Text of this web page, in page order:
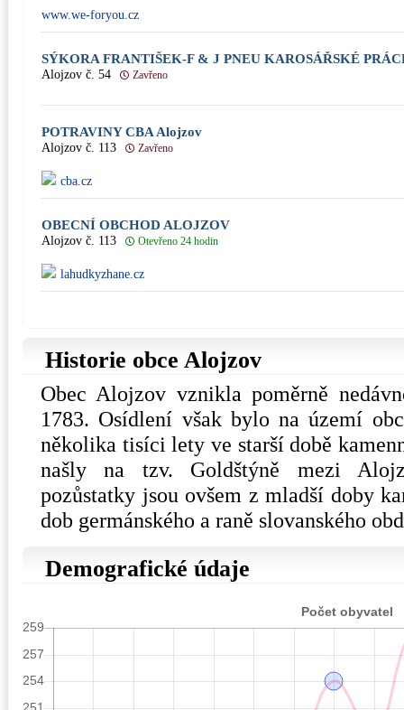
www.we-foryou.cz
SÝKORA FRANTIŠEK-F & J PNEU KAROSÁŘSKÉ
Alojzov č. 54 Zavřeno
POTRAVINY CBA Alojzov
Alojzov č. 113 Zavřeno
cba.cz
OBECNÍ OBCHOD ALOJZOV
Alojzov č. 113 Otevřeno 24 hodin
lahudkyzhane.cz
Historie obce Alojzov
Obec Alojzov vznikla poměrně
1783. Osídlení však bylo na území
několika tisíci lety ve starší době
našly na tzv. Goldštýně mezi
pozůstatky jsou ovšem z mladší doby
dob germánského a raně slovanského
Demografické údaje